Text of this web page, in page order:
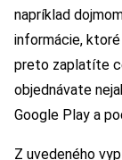
napríklad
informácie,
preto zaplatíte
objednávate
Google Play a
Z uvedeného